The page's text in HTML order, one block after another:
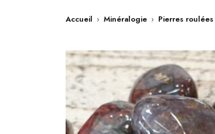
Accueil › Minéralogie › Pierres roulées